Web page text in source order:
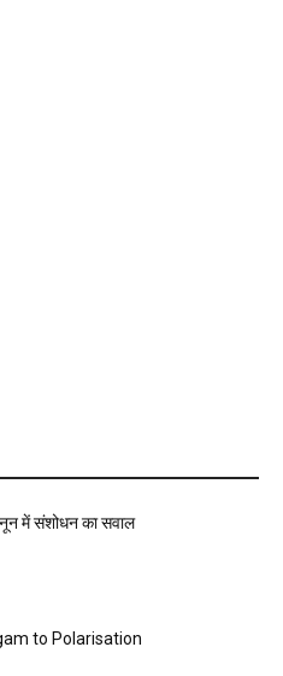
में संशोधन का सवाल
to Polarisation